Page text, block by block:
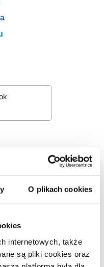
O plikach cookies
internetowych, także
są pliki cookies oraz